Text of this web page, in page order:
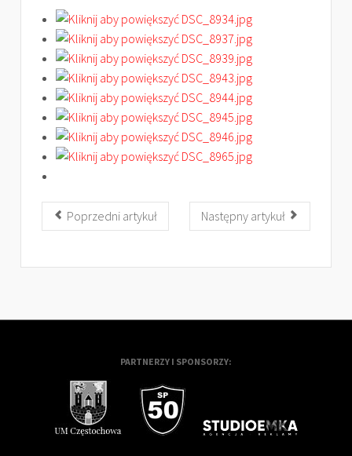
Poprzedni artykuł Następny artykuł
PARTNERZY I SPONSORZY: